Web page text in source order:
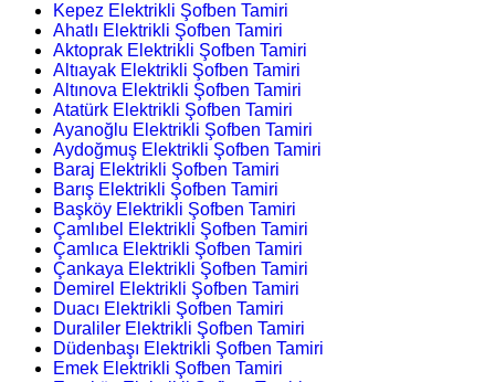
Kepez Elektrikli Şofben Tamiri
Ahatlı Elektrikli Şofben Tamiri
Aktoprak Elektrikli Şofben Tamiri
Altıayak Elektrikli Şofben Tamiri
Altınova Elektrikli Şofben Tamiri
Atatürk Elektrikli Şofben Tamiri
Ayanoğlu Elektrikli Şofben Tamiri
Aydoğmuş Elektrikli Şofben Tamiri
Baraj Elektrikli Şofben Tamiri
Barış Elektrikli Şofben Tamiri
Başköy Elektrikli Şofben Tamiri
Çamlıbel Elektrikli Şofben Tamiri
Çamlıca Elektrikli Şofben Tamiri
Çankaya Elektrikli Şofben Tamiri
Demirel Elektrikli Şofben Tamiri
Duacı Elektrikli Şofben Tamiri
Duraliler Elektrikli Şofben Tamiri
Düdenbaşı Elektrikli Şofben Tamiri
Emek Elektrikli Şofben Tamiri